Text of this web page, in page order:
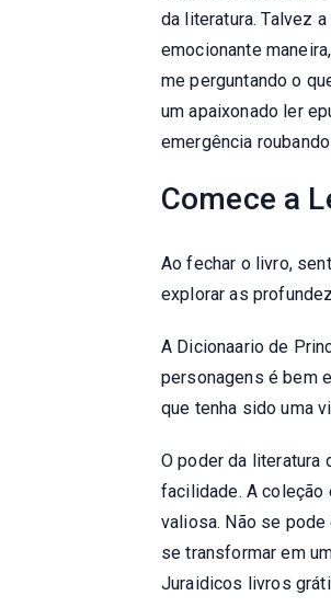
da literatura. Talvez
emocionante
me perguntando o
um apaixonado ler
emergência
Comece a
Ao fechar o livro,
explorar as
A Dicionaario de
personagens é bem
que tenha sido uma
O poder da literatura
facilidade. A coleção
valiosa. Não se
se transformar em
Juraidicos livros